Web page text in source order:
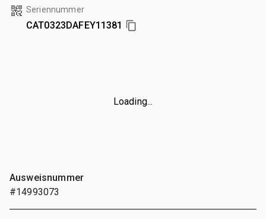
Seriennummer
CAT0323DAFEY11381
Loading...
Ausweisnummer
#14993073